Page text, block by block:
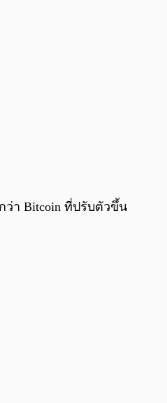
ว่า Bitcoin ที่ปรับตัวขึ้น